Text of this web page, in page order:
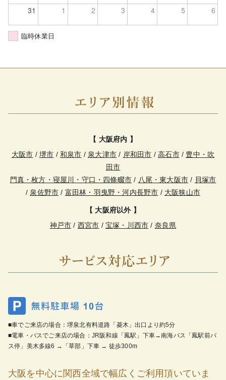
31 1 2 3 4 5 6
臨時休業日
【 大阪府内 】
大阪市 /堺市 /和泉市 / 泉大津市 / 岸和田市 /高石市/ 豊中・吹
田市
門真・枚方・寝屋川・守口・四條畷市 / 八尾・東大阪市 / 貝塚市
/ 泉佐野市 / 富田林・羽曳野・河内長野市 / 大阪狭山市
【 大阪府以外 】
神戸市 / 西宮市 / 宝塚・川西市 / 奈良県
■車でご来店の場合：堺泉北有料道路「菱木」出口より約5分
■電車・バスでご来店の場合：JR阪和線「鳳駅」下車→南海バス「鳳駅前バ
ス停」美木多線6 →「草部」下車 → 徒歩300m
大阪を中心に関西全域で幅広くご利用頂いていま